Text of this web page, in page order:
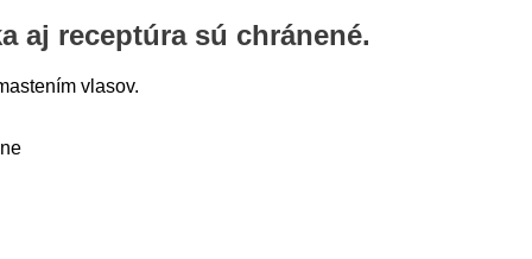
aj receptúra sú chránené.
vlasov.